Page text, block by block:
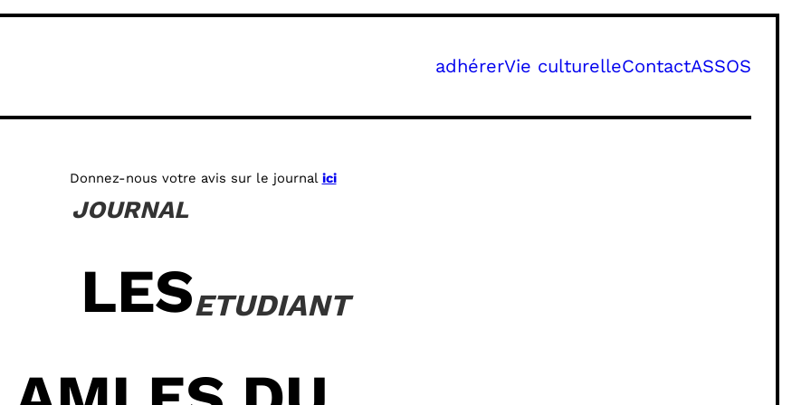
adhérerVie culturelleContactASSOS
Donnez-nous votre avis sur le journal ici
JOURNAL
LESETUDIANT